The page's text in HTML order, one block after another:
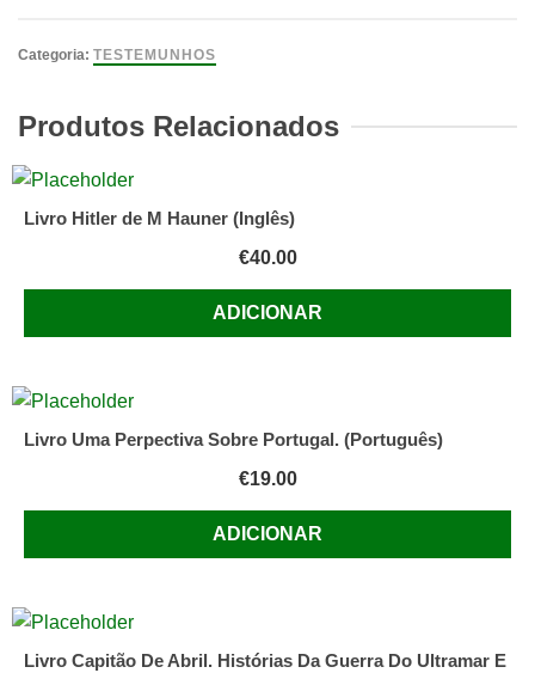
exemplares
Categoria: TESTEMUNHOS
Produtos Relacionados
Livro Hitler de M Hauner (Inglês)
€40.00
ADICIONAR
Livro Uma Perpectiva Sobre Portugal. (Português)
€19.00
ADICIONAR
Livro Capitão De Abril. Histórias Da Guerra Do Ultramar E